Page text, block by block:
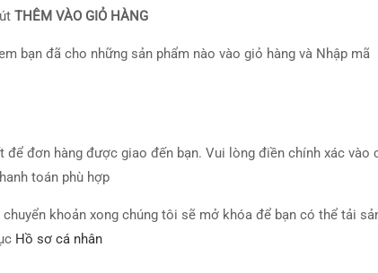
THÊM VÀO GIỎ HÀNG
bạn đã cho những sản phẩm nào vào giỏ hàng và Nhập mã
đơn hàng được giao đến bạn. Vui lòng điền chính xác vào
toán phù hợp
khoản xong chúng tôi sẽ mở khóa để bạn có thể tải
Hồ sơ cá nhân